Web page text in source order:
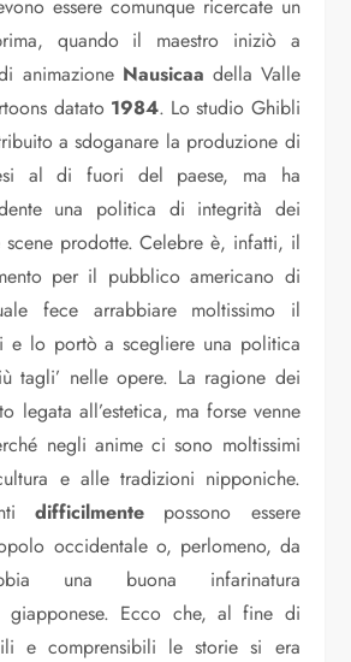
essere comunque ricercate un
quando il maestro iniziò a
animazione Nausicaa della Valle
datato 1984. Lo studio Ghibli
a sdoganare la produzione di
al di fuori del paese, ma ha
una politica di integrità dei
prodotte. Celebre è, infatti, il
per il pubblico americano di
fece arrabbiare moltissimo il
e lo portò a scegliere una politica
tagli’ nelle opere. La ragione dei
legata all’estetica, ma forse venne
negli anime ci sono moltissimi
e alle tradizioni nipponiche.
difficilmente possono essere
occidentale o, perlomeno, da
una buona infarinatura
giapponese. Ecco che, al fine di
e comprensibili le storie si era